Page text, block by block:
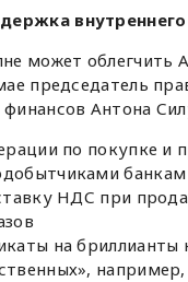
внутреннего
может облегчить
председатель
Антона
по покупке и
НДС при
на бриллианты